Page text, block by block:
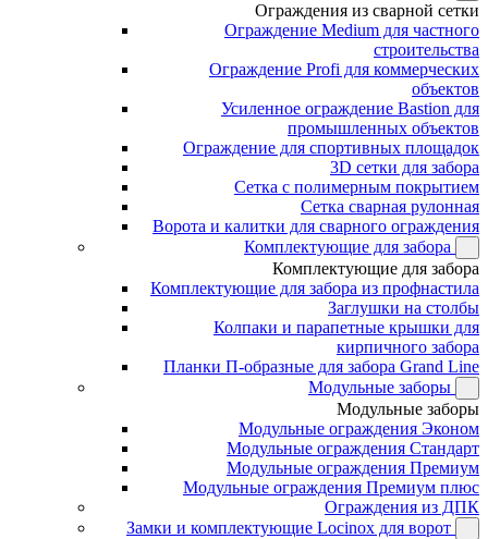
Ограждения из сварной сетки
Ограждение Medium для частного
строительства
Ограждение Profi для коммерческих
объектов
Усиленное ограждение Bastion для
промышленных объектов
Ограждение для спортивных площадок
3D сетки для забора
Сетка с полимерным покрытием
Сетка сварная рулонная
Ворота и калитки для сварного ограждения
Комплектующие для забора
Комплектующие для забора
Комплектующие для забора из профнастила
Заглушки на столбы
Колпаки и парапетные крышки для
кирпичного забора
Планки П-образные для забора Grand Line
Модульные заборы
Модульные заборы
Модульные ограждения Эконом
Модульные ограждения Стандарт
Модульные ограждения Премиум
Модульные ограждения Премиум плюс
Ограждения из ДПК
Замки и комплектующие Locinox для ворот